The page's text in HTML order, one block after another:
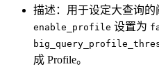
描述：用于设定大查询
enable_profile 设置为
成 Profile。